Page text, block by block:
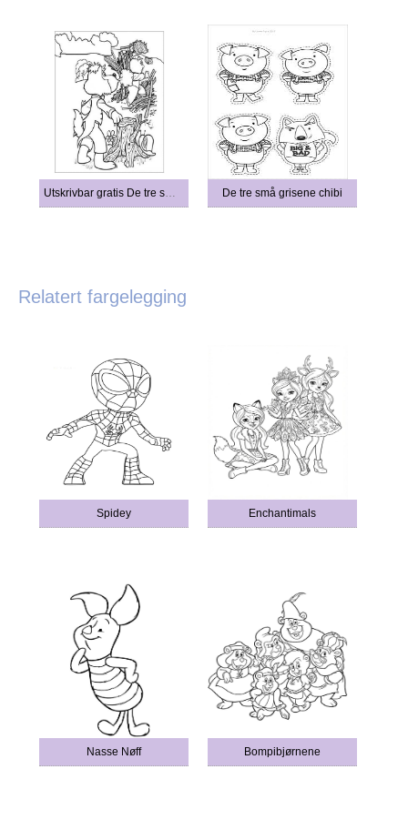
Utskrivbar gratis De tre små grisene De tre små grisene chibi
Relatert fargelegging
Spidey Enchantimals
Nasse Nøff Bompibjørnene